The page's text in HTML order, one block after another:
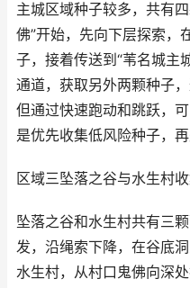
主城区域种子较多，共有
佛”开始，先向下层探索，
子，接着传送到“苇名城主
通道，获取另外两颗种子
但通过快速跑动和跳跃，
是优先收集低风险种子，
区域三坠落之谷与水生村
坠落之谷和水生村共有三
发，沿绳索下降，在谷底
水生村，从村口鬼佛向深